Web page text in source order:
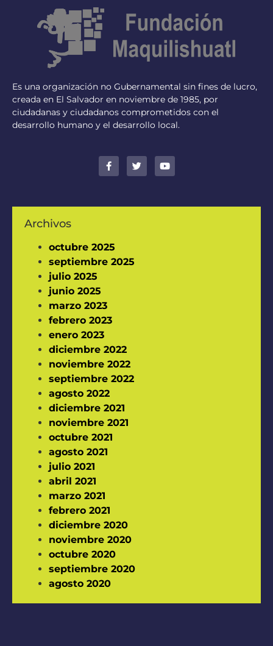
Es una organización no Gubernamental sin fines de lucro,
creada en El Salvador en noviembre de 1985, por
ciudadanas y ciudadanos comprometidos con el
desarrollo humano y el desarrollo local.
Archivos
octubre 2025
septiembre 2025
julio 2025
junio 2025
marzo 2023
febrero 2023
enero 2023
diciembre 2022
noviembre 2022
septiembre 2022
agosto 2022
diciembre 2021
noviembre 2021
octubre 2021
agosto 2021
julio 2021
abril 2021
marzo 2021
febrero 2021
diciembre 2020
noviembre 2020
octubre 2020
septiembre 2020
agosto 2020